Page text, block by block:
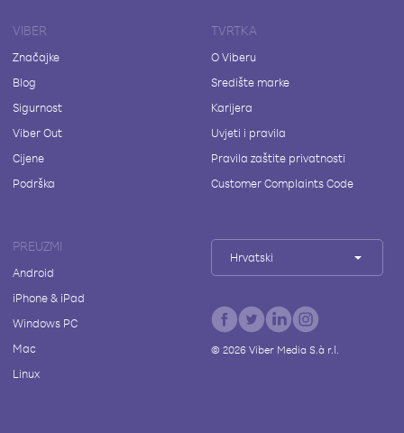
VIBER
Značajke
Blog
Sigurnost
Viber Out
Cijene
Podrška
TVRTKA
O Viberu
Središte marke
Karijera
Uvjeti i pravila
Pravila zaštite privatnosti
Customer Complaints Code
PREUZMI
Android
iPhone & iPad
Windows PC
Mac
Linux
Hrvatski
© 2026Viber Media S.à r.l.